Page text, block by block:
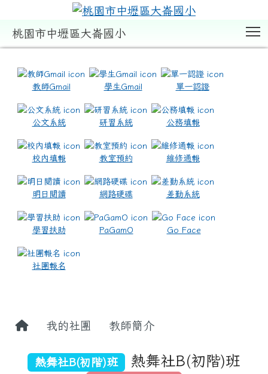
桃園市中壢區大崙國小
教師Gmail 學生Gmail 單一認證
公文系統 研習系統 公務填報
校內填報 教室預約 維修通報
明日閱讀 網路硬碟 差勤系統
學習扶助 PaGamO Go Face
社團報名
我的社團 教師簡介
熱舞社B(初階)班 熱舞社B(初階)班